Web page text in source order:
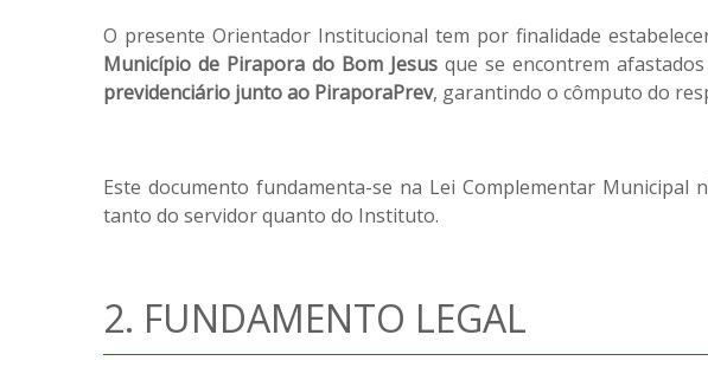
O presente Orientador Institucional tem por finalidade
Município de Pirapora do Bom Jesus que se encontrem
previdenciário junto ao PiraporaPrev, garantindo o cômputo do
Este documento fundamenta-se na Lei Complementar Municipal
tanto do servidor quanto do Instituto.
2. FUNDAMENTO LEGAL